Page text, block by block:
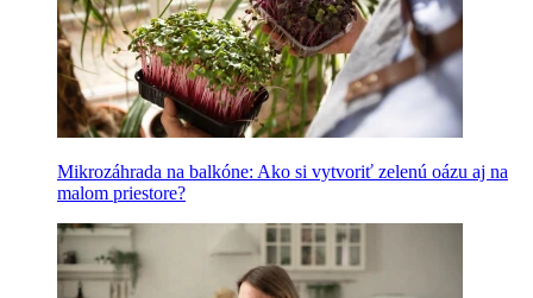
Mikrozáhrada na balkóne: Ako si vytvoriť zelenú oázu aj na
malom priestore?